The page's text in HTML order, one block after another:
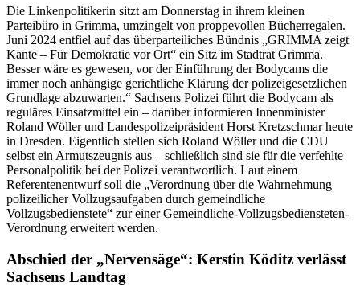
Die Linkenpolitikerin sitzt am Donnerstag in ihrem kleinen
Parteibüro in Grimma, umzingelt von proppevollen Bücherregalen.
Juni 2024 entfiel auf das überparteiliches Bündnis „GRIMMA zeigt
Kante – Für Demokratie vor Ort“ ein Sitz im Stadtrat Grimma.
Besser wäre es gewesen, vor der Einführung der Bodycams die
immer noch anhängige gerichtliche Klärung der polizeigesetzlichen
Grundlage abzuwarten.“ Sachsens Polizei führt die Bodycam als
reguläres Einsatzmittel ein – darüber informieren Innenminister
Roland Wöller und Landespolizeipräsident Horst Kretzschmar heute
in Dresden. Eigentlich stellen sich Roland Wöller und die CDU
selbst ein Armutszeugnis aus – schließlich sind sie für die verfehlte
Personalpolitik bei der Polizei verantwortlich. Laut einem
Referentenentwurf soll die „Verordnung über die Wahrnehmung
polizeilicher Vollzugsaufgaben durch gemeindliche
Vollzugsbedienstete“ zur einer Gemeindliche-Vollzugsbediensteten-
Verordnung erweitert werden.
Abschied der „Nervensäge“: Kerstin Köditz verlässt
Sachsens Landtag